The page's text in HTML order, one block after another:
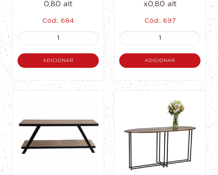
0,80 alt
Cód:. 684
ADICIONAR
x0,80 alt
Cód:. 697
ADICIONAR